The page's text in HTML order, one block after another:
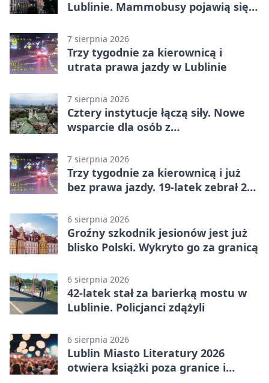
Lublinie. Mammobusy pojawią się
7 sierpnia 2026
Trzy tygodnie za kierownicą i
utrata prawa jazdy w Lublinie
7 sierpnia 2026
Cztery instytucje łączą siły. Nowe
wsparcie dla osób z
7 sierpnia 2026
Trzy tygodnie za kierownicą i już
bez prawa jazdy. 19-latek zebrał 23
6 sierpnia 2026
Groźny szkodnik jesionów jest już
blisko Polski. Wykryto go za granicą
6 sierpnia 2026
42-latek stał za barierką mostu w
Lublinie. Policjanci zdążyli
6 sierpnia 2026
Lublin Miasto Literatury 2026
otwiera książki poza granice i